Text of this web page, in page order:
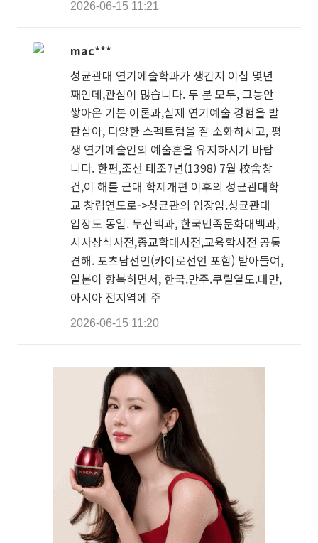
2026-06-15 11:21
mac***
성균관대 연기에술학과가 생긴지 이십 몇년
째인데,관심이 많습니다. 두 분 모두, 그동안
쌓아온 기본 이론과,실제 연기예술 경험을 발
판삼아, 다양한 스펙트럼을 잘 소화하시고, 평
생 연기예술인의 예술혼을 유지하시기 바랍
니다. 한편,조선 태조7년(1398) 7월 校舍창
건,이 해를 근대 학제개편 이후의 성균관대학
교 창립연도로->성균관의 입장임.성균관대
입장도 동일. 두산백과, 한국민족문화대백과,
시사상식사전,종교학대사전,교육학사전 공통
견해. 포츠담선언(카이로선언 포함) 받아들여,
일본이 항복하면서, 한국.만주.쿠릴열도.대만,
아시아 전지역에 주
2026-06-15 11:20